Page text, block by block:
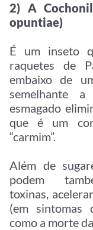
2) A
opuntiae)
É um inseto
raquetes de
embaixo de
semelhante
esmagado
que é um
“carmim”.
Além de
podem
toxinas,
(em sintomas
como a morte